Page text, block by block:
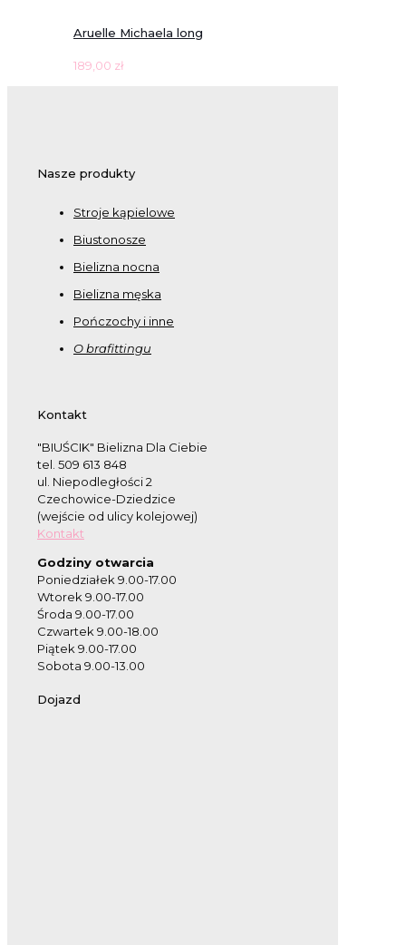
Aruelle Michaela long
189,00 zł
Nasze produkty
Stroje kąpielowe
Biustonosze
Bielizna nocna
Bielizna męska
Pończochy i inne
O brafittingu
Kontakt
"BIUŚCIK" Bielizna Dla Ciebie
tel. 509 613 848
ul. Niepodległości 2
Czechowice-Dziedzice
(wejście od ulicy kolejowej)
Kontakt
Godziny otwarcia
Poniedziałek 9.00-17.00
Wtorek 9.00-17.00
Środa 9.00-17.00
Czwartek 9.00-18.00
Piątek 9.00-17.00
Sobota 9.00-13.00
Dojazd